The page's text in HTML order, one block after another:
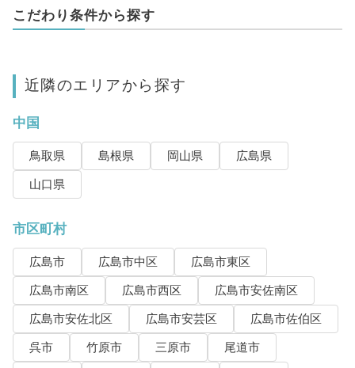
こだわり条件から探す
近隣のエリアから探す
中国
鳥取県 島根県 岡山県
広島県
山口県
市区町村
広島市 広島市中区
広島市東区
広島市南区
広島市西区
広島市安佐南区
広島市安佐北区
広島市安芸区
広島市佐伯区
呉市
竹原市 三原市
尾道市